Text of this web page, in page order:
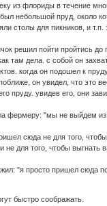
из флориды в течение
небольшой пруд, около
столы для пикников, и т.п.
решил пойти пройтись до
там дела. с собой он
когда он подошел к
он увидел, что это
пруду. увидев его, они
фермеру: "мы не выйдем из
сюда не для того,
не для того, чтобы выгнать
"я просто пришел сюда
быстро соображать.